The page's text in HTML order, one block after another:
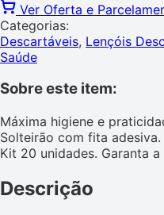
Ver Oferta e
Categorias:
Descartáveis, Lençóis
Saúde
Sobre este item:
Máxima higiene e
Solteirão com fita
Kit 20 unidades. Garanta
Descrição